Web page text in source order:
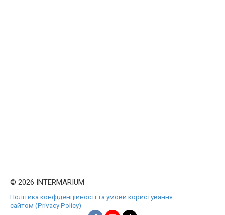
© 2026 INTERMARIUM
Політика конфіденційності та умови користування
сайтом (Privacy Policy)